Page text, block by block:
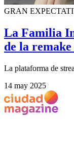
GRAN
La Familia
de la
La plataforma de
14 may 2025